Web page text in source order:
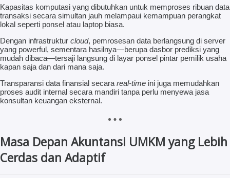
Kapasitas komputasi yang dibutuhkan untuk memproses ribuan data
transaksi secara simultan jauh melampaui kemampuan perangkat
lokal seperti ponsel atau laptop biasa.
Dengan infrastruktur cloud, pemrosesan data berlangsung di server
yang powerful, sementara hasilnya—berupa dasbor prediksi yang
mudah dibaca—tersaji langsung di layar ponsel pintar pemilik usaha
kapan saja dan dari mana saja.
Transparansi data finansial secara real-time ini juga memudahkan
proses audit internal secara mandiri tanpa perlu menyewa jasa
konsultan keuangan eksternal.
Masa Depan Akuntansi UMKM yang Lebih
Cerdas dan Adaptif